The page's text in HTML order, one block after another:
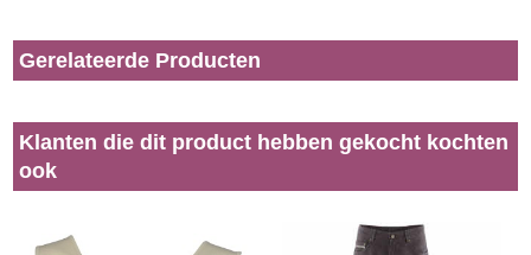
Gerelateerde Producten
Klanten die dit product hebben gekocht kochten
ook